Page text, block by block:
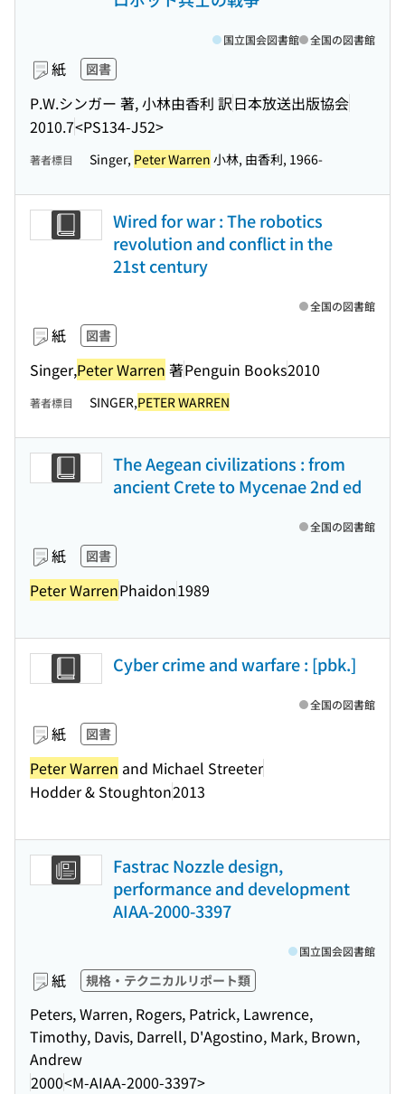
紙 図書
P.W.シンガー 著, 小林由香利 訳日本放送出版協会
2010.7<PS134-J52>
国立国会図書館 全国の図書館
著者標目 Singer, Peter Warren 小林, 由香利, 1966-
Wired for war : The robotics
revolution and conflict in the
21st century
紙 図書
Singer,Peter Warren 著Penguin Books2010
全国の図書館
著者標目 SINGER,PETER WARREN
The Aegean civilizations : from
ancient Crete to Mycenae 2nd ed
紙 図書
Peter WarrenPhaidon1989
全国の図書館
Cyber crime and warfare : [pbk.]
紙 図書
Peter Warren and Michael Streeter
Hodder & Stoughton2013
全国の図書館
Fastrac Nozzle design,
performance and development
AIAA-2000-3397
紙 規格・テクニカルリポート類
Peters, Warren, Rogers, Patrick, Lawrence,
Timothy, Davis, Darrell, D'Agostino, Mark, Brown,
Andrew
2000<M-AIAA-2000-3397>
国立国会図書館